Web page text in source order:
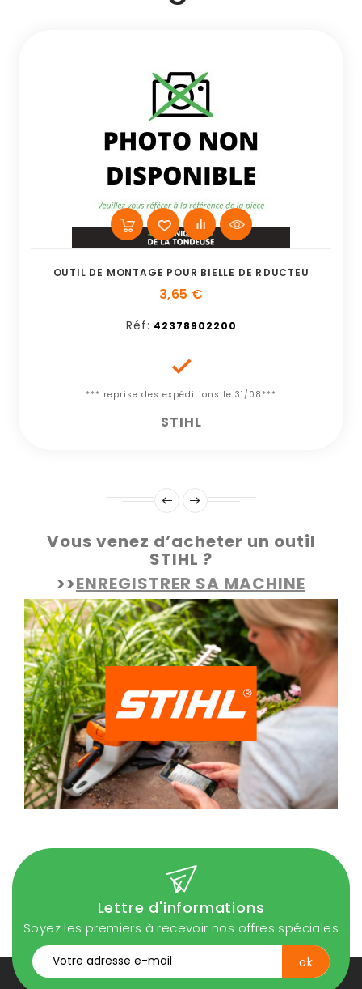
OUTIL DE MONTAGE POUR BIELLE DE RDUCTEU
3,65 €
Réf: 42378902200

*** reprise des expéditions le 31/08***
STIHL
Vous venez d’acheter un outil
STIHL ?
>>ENREGISTRER SA MACHINE
Lettre d'informations
Soyez les premiers à recevoir nos offres spéciales